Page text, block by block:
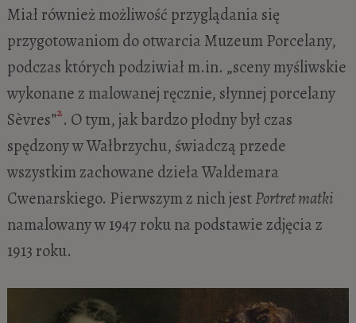
Miał również możliwość przyglądania się
przygotowaniom do otwarcia Muzeum Porcelany,
podczas których podziwiał m.in. „sceny myśliwskie
wykonane z malowanej ręcznie, słynnej porcelany
Sèvres”2. O tym, jak bardzo płodny był czas
spędzony w Wałbrzychu, świadczą przede
wszystkim zachowane dzieła Waldemara
Cwenarskiego. Pierwszym z nich jestPortret matki
namalowany w 1947 roku na podstawie zdjęcia z
1913 roku.